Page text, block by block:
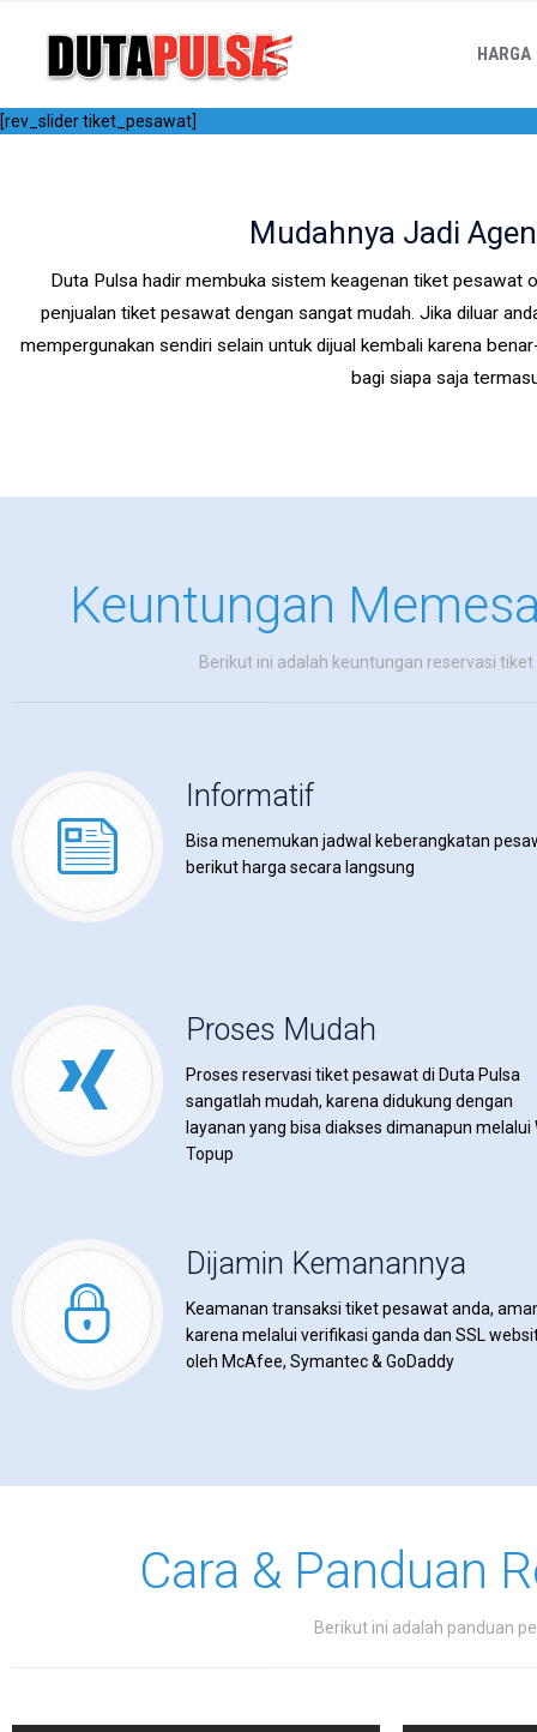
HARGA
[rev_slider tiket_pesawat]
Mudahnya Jadi
Duta Pulsa hadir membuka sistem keagenan tiket pesawat
penjualan tiket pesawat dengan sangat mudah. Jika diluar
mempergunakan sendiri selain untuk dijual kembali karena
bagi siapa saja
Keuntungan
Berikut ini adalah keuntungan reservasi
Informatif
Bisa menemukan jadwal keberangkatan
berikut harga secara langsung
Proses Mudah
Proses reservasi tiket pesawat di Duta Pulsa
sangatlah mudah, karena didukung dengan
layanan yang bisa diakses dimanapun melalui
Topup
Dijamin Kemanannya
Keamanan transaksi tiket pesawat anda,
karena melalui verifikasi ganda dan SSL
oleh McAfee, Symantec & GoDaddy
Cara & Panduan
Berikut ini adalah panduan